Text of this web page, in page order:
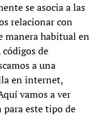
se asocia a las
relacionar con
manera habitual en
de
a una
en internet,
vamos a ver
para este tipo de